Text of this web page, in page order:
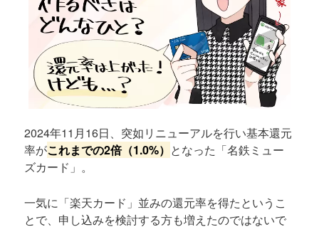
2024年11月16日、突如リニューアルを行い基本還元
率がこれまでの2倍（1.0%） となった「名鉄ミュー
ズカード」。
一気に「楽天カード」並みの還元率を得たというこ
とで、申し込みを検討する方も増えたのではないで